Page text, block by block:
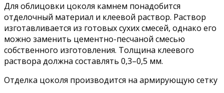
Для облицовки цоколя камнем понадобится
отделочный материал и клеевой раствор. Раствор
изготавливается из готовых сухих смесей, однако его
можно заменить цементно-песчаной смесью
собственного изготовления. Толщина клеевого
раствора должна составлять 0,3–0,5 мм.
Отделка цоколя производится на армирующую сетку